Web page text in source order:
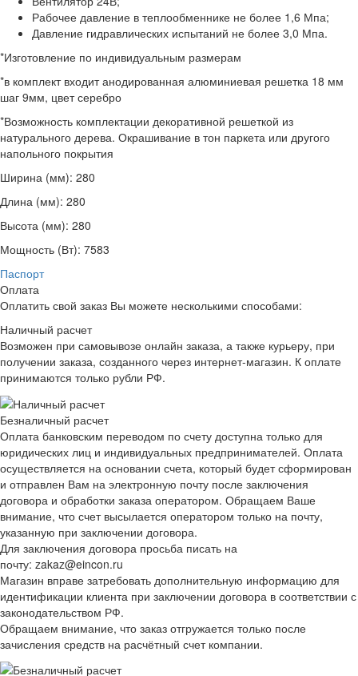
Рабочее давление в теплообменнике не более 1,6 Мпа;
Давление гидравлических испытаний не более 3,0 Мпа.
*Изготовление по индивидуальным размерам
*в комплект входит анодированная алюминиевая решетка 18 мм
шаг 9мм, цвет серебро
*Возможность комплектации декоративной решеткой из
натурального дерева. Окрашивание в тон паркета или другого
напольного покрытия
Ширина (мм): 280
Длина (мм): 280
Высота (мм): 280
Мощность (Вт): 7583
Паспорт
Оплата
Оплатить свой заказ Вы можете несколькими способами:
Наличный расчет
Возможен при самовывозе онлайн заказа, а также курьеру, при
получении заказа, созданного через интернет-магазин. К оплате
принимаются только рубли РФ.
Безналичный расчет
Оплата банковским переводом по счету доступна только для
юридических лиц и индивидуальных предпринимателей. Оплата
осуществляется на основании счета, который будет сформирован
и отправлен Вам на электронную почту после заключения
договора и обработки заказа оператором. Обращаем Ваше
внимание, что счет высылается оператором только на почту,
указанную при заключении договора.
Для заключения договора просьба писать на
почту: zakaz@eincon.ru
Магазин вправе затребовать дополнительную информацию для
идентификации клиента при заключении договора в соответствии с
законодательством РФ.
Обращаем внимание, что заказ отгружается только после
зачисления средств на расчётный счет компании.